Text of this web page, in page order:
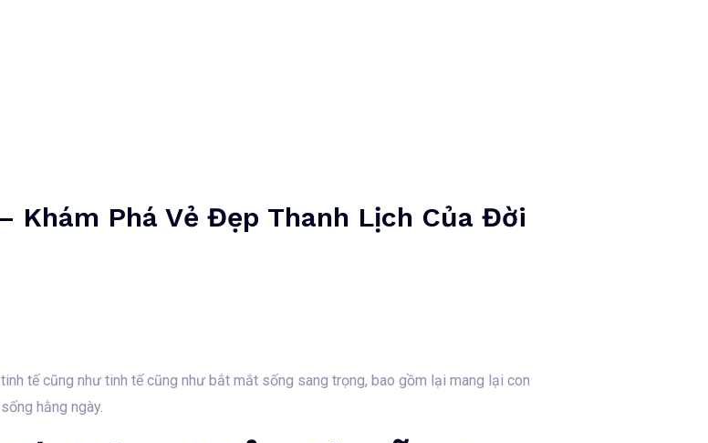
Khám Phá Vẻ Đẹp Thanh Lịch Của Đời
tế cũng như tinh tế cũng như bắt mắt sống sang trọng, bao gồm lại mang lại con
hằng ngày.